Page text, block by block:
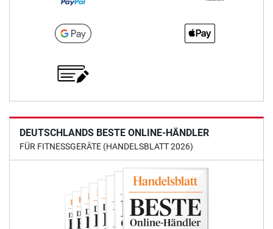
DEUTSCHLANDS BESTE ONLINE-HÄNDLER
FÜR FITNESSGERÄTE (HANDELSBLATT 2026)